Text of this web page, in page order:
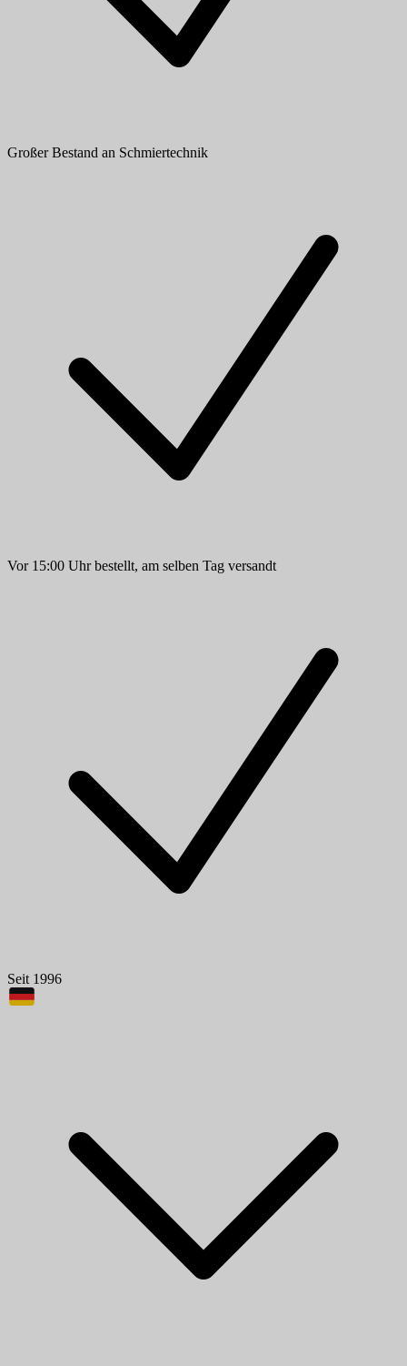
Großer Bestand an Schmiertechnik
Vor 15:00 Uhr bestellt, am selben Tag versandt
Seit 1996